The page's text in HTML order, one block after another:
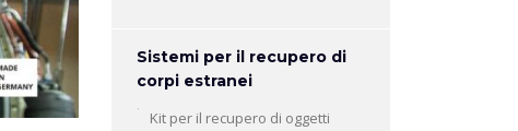
Sistemi per il recupero di
corpi estranei
Kit per il recupero di oggetti